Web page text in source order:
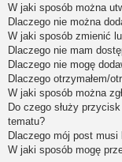
W jaki sposób można
Dlaczego nie można
W jaki sposób zmienić
Dlaczego nie mam
Dlaczego nie mogę
Dlaczego otrzymałem/
W jaki sposób można
Do czego służy
tematu?
Dlaczego mój post
W jaki sposób mogę